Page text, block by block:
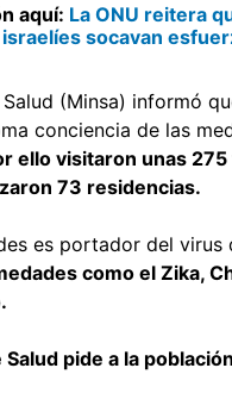
aquí: La ONU reitera
socavan
(Minsa) informó
conciencia de las
ello visitaron unas 275
73 residencias.
es portador del virus
como el Zika,
pide a la